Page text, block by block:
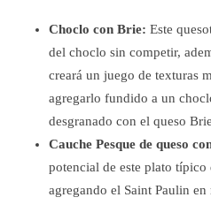
Choclo con Brie: Este
del choclo sin competir,
creará un juego de texturas
agregarlo fundido a un
desgranado con el queso
Cauche Pesque de queso
potencial de este plato típico
agregando el Saint Paulin en